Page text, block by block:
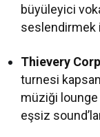
büyüleyici
seslendirmek
Thievery
turnesi
müziği
eşsiz